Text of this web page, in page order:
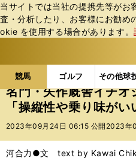
当サイトでは当社の提携先等がお
査・分析したり、お客様にお勧め
okie を使⽤する場合があります。
競馬 ゴルフ その他球
b
ス
ポ
ル
バ
競馬の記事一覧 競馬
名門・矢作厩舎イチオ
「操縦性や乗り味が
2023年09月24日 06:15 公開 2023年
河合力●文 text by Kawai